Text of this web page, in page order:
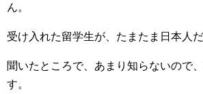
ん。
受け入れた留学生が、たまたま日本人
聞いたところで、あまり知らないので
す。